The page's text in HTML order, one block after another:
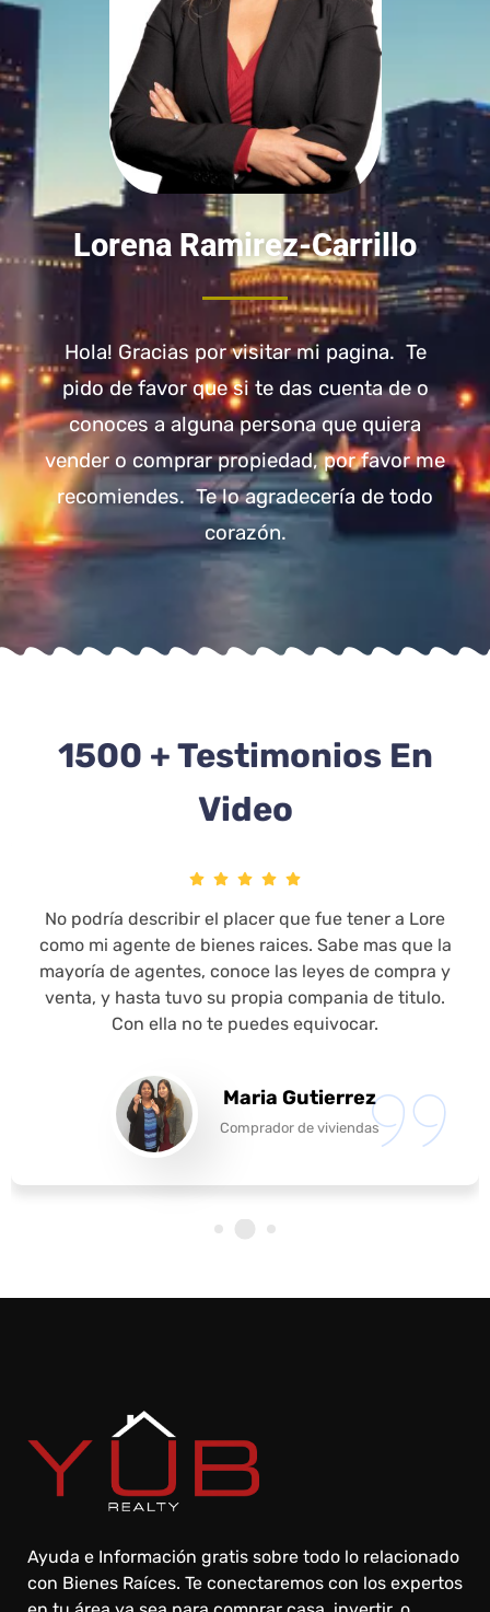
Lorena Ramirez-Carrillo
Hola! Gracias por visitar mi pagina. Te
pido de favor que si te das cuenta de o
conoces a alguna persona que quiera
vender o comprar propiedad, por favor me
recomiendes. Te lo agradecería de todo
corazón.
1500 + Testimonios En
Video
No podría describir el placer que fue tener a Lore
como mi agente de bienes raices. Sabe mas que la
mayoría de agentes, conoce las leyes de compra y
venta, y hasta tuvo su propia compania de titulo.
Con ella no te puedes equivocar.
Maria Gutierrez
Comprador de viviendas
Ayuda e Información gratis sobre todo lo relacionado
con Bienes Raíces. Te conectaremos con los expertos